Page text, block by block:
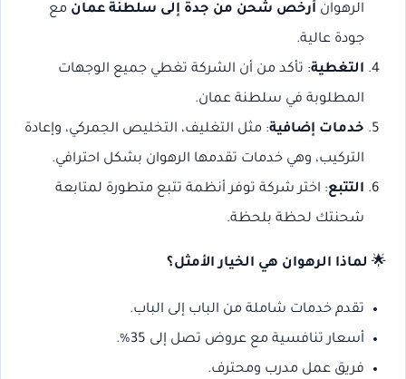
الرهوان أرخص شحن من جدة إلى سلطنة عمان مع
جودة عالية.
التغطية: تأكد من أن الشركة تغطي جميع الوجهات
المطلوبة في سلطنة عمان.
خدمات إضافية: مثل التغليف، التخليص الجمركي، وإعادة
التركيب، وهي خدمات تقدمها الرهوان بشكل احترافي.
التتبع: اختر شركة توفر أنظمة تتبع متطورة لمتابعة
شحنتك لحظة بلحظة.
🌟 لماذا الرهوان هي الخيار الأمثل؟
تقدم خدمات شاملة من الباب إلى الباب.
أسعار تنافسية مع عروض تصل إلى 35%.
فريق عمل مدرب ومحترف.